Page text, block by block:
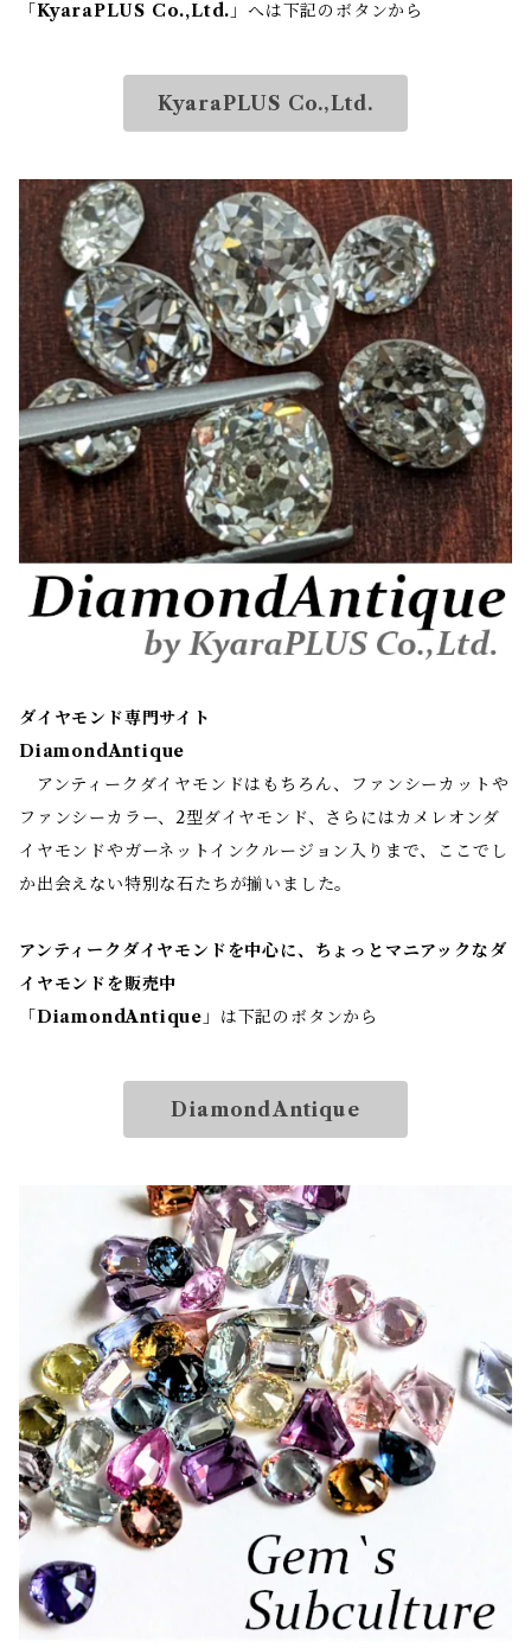
「 KyaraPLUS Co.,Ltd. 」へは下記のボタンから
KyaraPLUS Co.,Ltd.
ダイヤモンド専門サイト
DiamondAntique
アンティークダイヤモンドはもちろん、ファンシーカットや
ファンシーカラー、2型ダイヤモンド、さらにはカメレオンダ
イヤモンドやガーネットインクルージョン入りまで、ここでし
か出会えない特別な石たちが揃いました。
アンティークダイヤモンドを中心に、ちょっとマニアックなダ
イヤモンドを販売中
「 DiamondAntique 」は下記のボタンから
DiamondAntique